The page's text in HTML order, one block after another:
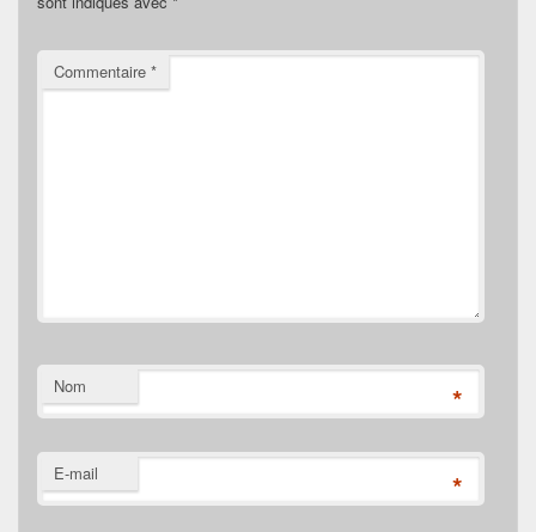
Commentaire *
Nom *
E-mail *